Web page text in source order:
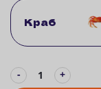
Краб
- +